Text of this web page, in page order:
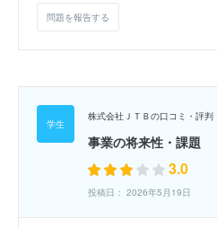
問題を報告する
株式会社ＪＴＢの口コミ・評判
事業の将来性・課題
3.0
投稿日： 2026年5月19日